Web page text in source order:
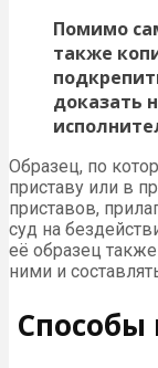
Помимо
также
доказать
Образец, по
приставу или в
приставов,
суд на
её образец
ними и